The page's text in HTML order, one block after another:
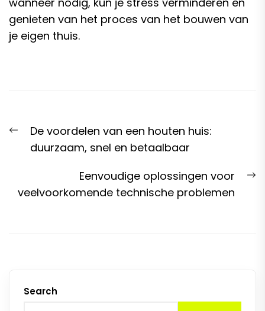
genieten van het proces van het bouwen van
je eigen thuis.
navigation
Previous
post:
De voordelen van een houten huis:
duurzaam, snel en betaalbaar
Eenvoudige oplossingen voor
veelvoorkomende technische problemen
Search